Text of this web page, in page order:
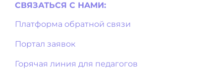
СВЯЗАТЬСЯ С НAМИ:
Платформа обратной связи
Портал заявок
Горячая линия для педагогов